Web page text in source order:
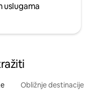
uslugama
Obližnje destinacije